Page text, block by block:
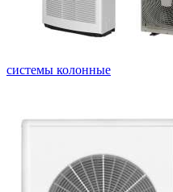
системы колонные